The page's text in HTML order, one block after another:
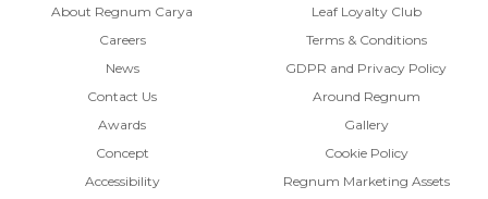
About Regnum Carya
Careers
News
Contact Us
Awards
Concept
Accessibility
Leaf Loyalty Club
Terms & Conditions
GDPR and Privacy Policy
Around Regnum
Gallery
Cookie Policy
Regnum Marketing Assets